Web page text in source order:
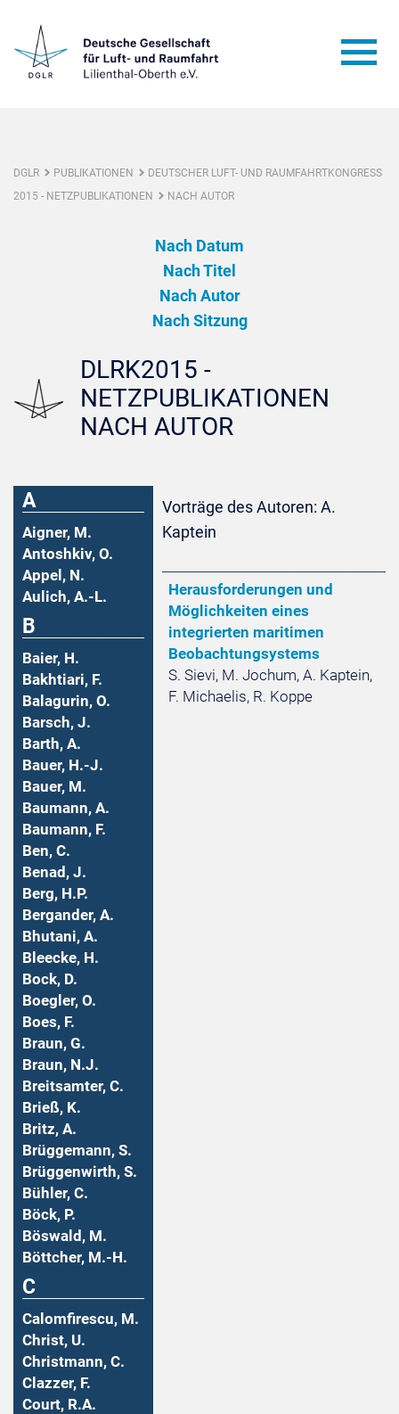
DGLR PUBLIKATIONEN
DEUTSCHER LUFT- UND RAUMFAHRTKONGRESS
2015 - NETZPUBLIKATIONEN
NACH AUTOR
Nach Datum
Nach Titel
Nach Autor
Nach Sitzung
DLRK2015 -
NETZPUBLIKATIONEN
NACH AUTOR
A
Aigner, M.
Antoshkiv, O.
Appel, N.
Aulich, A.-L.
B
Baier, H.
Bakhtiari, F.
Balagurin, O.
Barsch, J.
Barth, A.
Bauer, H.-J.
Bauer, M.
Baumann, A.
Baumann, F.
Ben, C.
Benad, J.
Berg, H.P.
Bergander, A.
Bhutani, A.
Bleecke, H.
Bock, D.
Boegler, O.
Boes, F.
Braun, G.
Braun, N.J.
Breitsamter, C.
Brieß, K.
Britz, A.
Brüggemann, S.
Brüggenwirth, S.
Bühler, C.
Böck, P.
Böswald, M.
Böttcher, M.-H.
C
Calomfirescu, M.
Christ, U.
Christmann, C.
Clazzer, F.
Court, R.A.
Vorträge des Autoren: A.
Kaptein
Herausforderungen und
Möglichkeiten eines
integrierten maritimen
Beobachtungsystems
S. Sievi, M. Jochum, A. Kaptein,
F. Michaelis, R. Koppe